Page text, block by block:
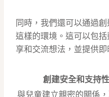
同時，我們還可以通過
這樣的環境。這可以包
享和交流想法，並提供
創建安全和支持
與兒童建立親密的關係